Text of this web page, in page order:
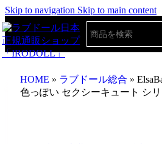
Skip to navigation Skip to main content
HOME » ラブドール総合 »
色っぽい セクシーキュート シ